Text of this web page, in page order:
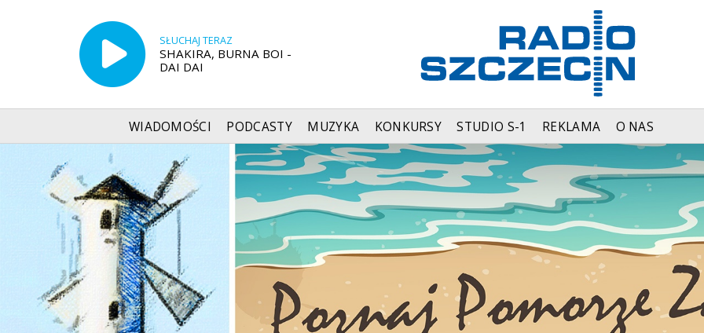
SŁUCHAJ TERAZ
SHAKIRA, BURNA BOI -
DAI DAI
WIADOMOŚCI PODCASTY MUZYKA KONKURSY STUDIO S-1 REKLAMA O NAS